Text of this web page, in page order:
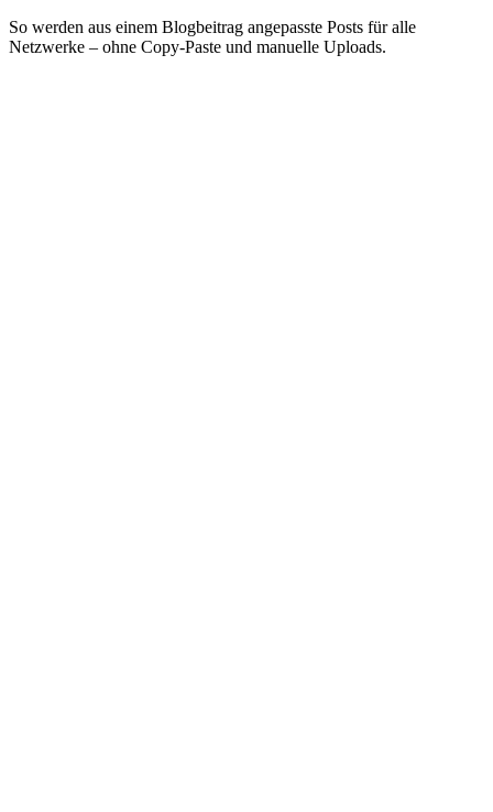
So werden aus einem Blogbeitrag angepasste Posts für alle
Netzwerke – ohne Copy-Paste und manuelle Uploads.